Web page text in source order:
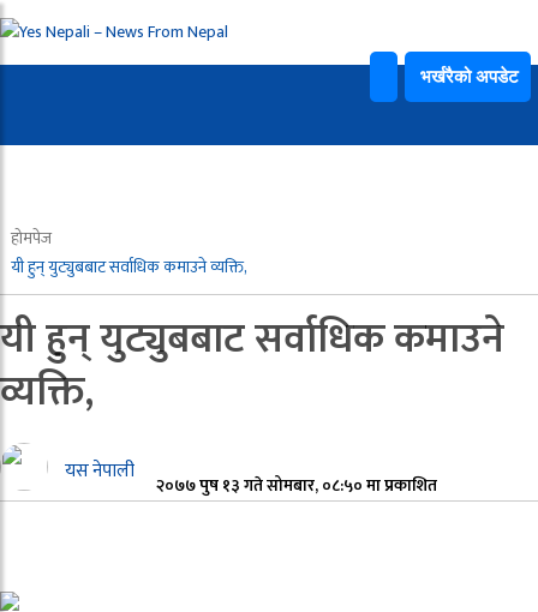
भर्खरैको अपडेट
होमपेज
यी हुन् युट्युबबाट सर्वाधिक कमाउने व्यक्ति,
यी हुन् युट्युबबाट सर्वाधिक कमाउने
व्यक्ति,
यस नेपाली २०७७ पुष १३ गते सोमबार, ०८:५० मा प्रकाशित